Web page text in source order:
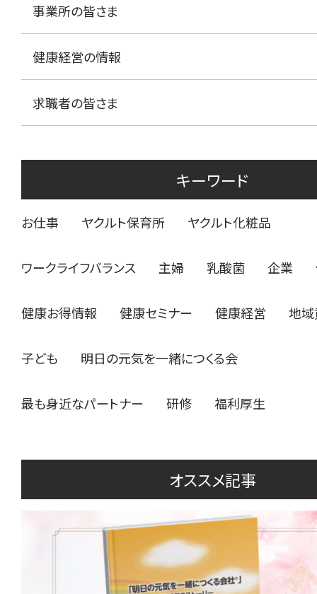
事業所の皆さま
健康経営の情報
求職者の皆さま
キーワード
お仕事 ヤクルト保育所 ヤクルト化粧品
ワークライフバランス 主婦 乳酸菌 企業
健康お得情報 健康セミナー 健康経営 地
子ども 明日の元気を一緒につくる会
最も身近なパートナー 研修 福利厚生
オススメ記事